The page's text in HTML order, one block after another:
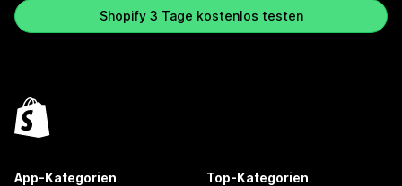
Shopify 3 Tage kostenlos testen
App-Kategorien Top-Kategorien